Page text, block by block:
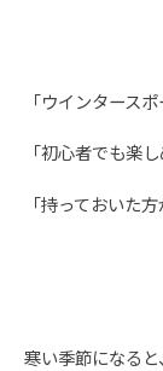
「ウインタース
「初心者でも楽
「持っておいた
寒い季節になると